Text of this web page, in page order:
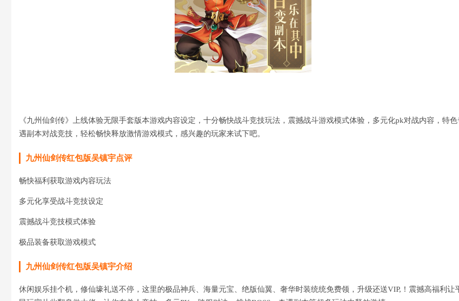
《九州仙剑传》上线体验无限手套版本游戏内容设定，十分畅快战斗竞技玩法，震撼战斗游戏模式体验，多元化pk对战内容，特色
遇副本对战竞技，轻松畅快释放激情游戏模式，感兴趣的玩家来试下吧。
九州仙剑传红包版吴镇宇点评
畅快福利获取游戏内容玩法
多元化享受战斗竞技设定
震撼战斗竞技模式体验
极品装备获取游戏模式
九州仙剑传红包版吴镇宇介绍
休闲娱乐挂个机，修仙壕礼送不停，这里的极品神兵、海量元宝、绝版仙翼、奢华时装统统免费领，升级还送VIP,！震撼高福利让